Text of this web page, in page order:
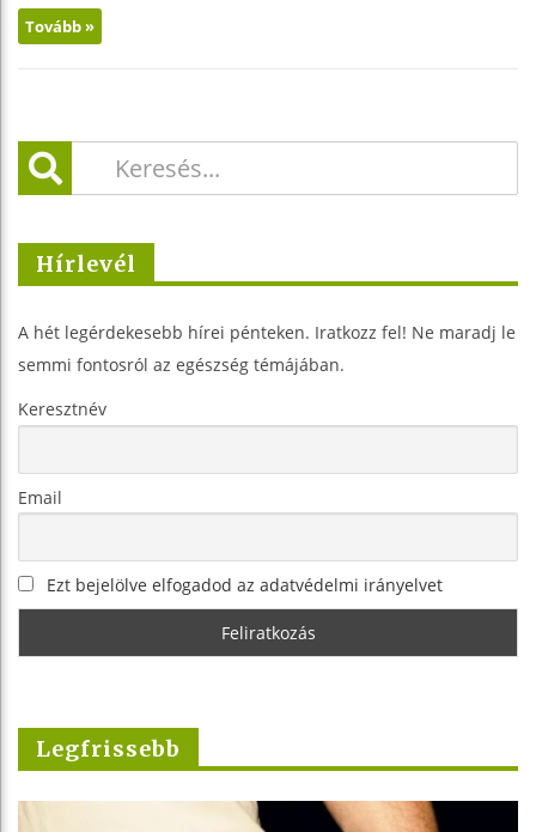
Tovább »
Hírlevél
A hét legérdekesebb hírei pénteken. Iratkozz fel! Ne maradj le
semmi fontosról az egészség témájában.
Keresztnév
Email
Ezt bejelölve elfogadod az adatvédelmi irányelvet
Legfrissebb